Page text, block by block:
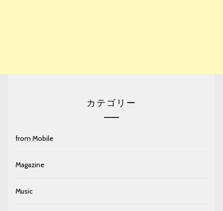
カテゴリー
from Mobile
Magazine
Music